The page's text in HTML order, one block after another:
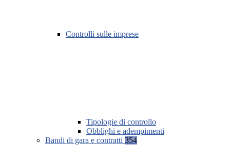
Controlli sulle imprese
Tipologie di controllo
Obblighi e adempimenti
Bandi di gara e contratti 354